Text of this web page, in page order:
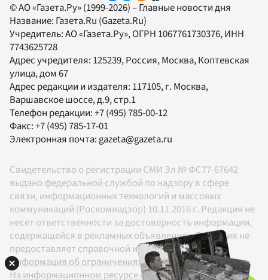
© АО «Газета.Ру» (1999-2026) – Главные новости дня
Название: Газета.Ru (Gazeta.Ru)
Учредитель:АО «Газета.Ру», ОГРН 1067761730376, ИНН
7743625728
Адрес учредителя: 125239, Россия, Москва, Коптевская
улица, дом 67
Адрес редакции и издателя: 117105, г. Москва,
Варшавское шоссе, д.9, стр.1
Телефон редакции:+7 (495) 785-00-12
Факс:+7 (495) 785-17-01
Электронная почта:gazeta@gazeta.ru
Свидетельство о регистрации СМИ Эл № ФС77-67642
выдано федеральной службой по надзору в сфере
связи, информационных технологий и массовых
коммуникаций (Роскомнадзор) 10.11.2016 г. Редакция не
несет ответственности за достоверность информации,
содержащейся в рекламных объявлениях. Редакция не
предоставляет справочной информации.
Информация об ограничениях
На информационном ресурсе применяются